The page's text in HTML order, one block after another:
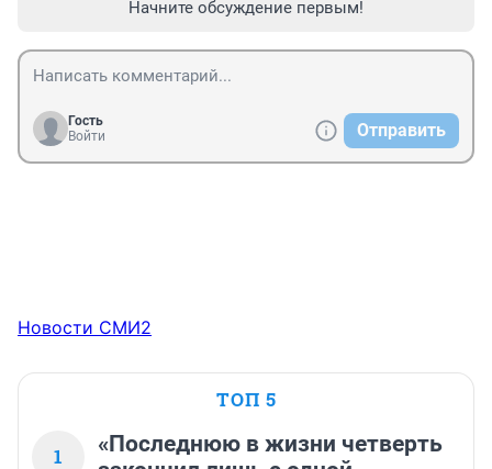
Начните обсуждение первым!
Гость
Войти
Отправить
Новости СМИ2
ТОП 5
1
«Последнюю в жизни четверть